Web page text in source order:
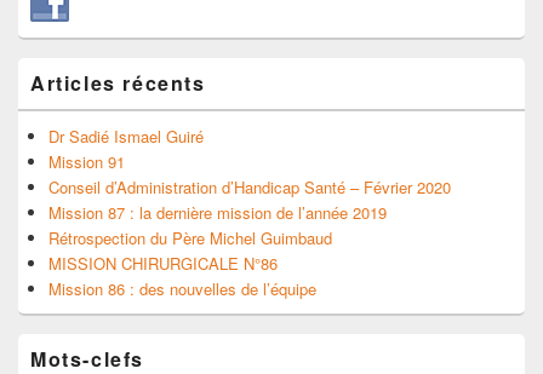
Articles récents
Dr Sadié Ismael Guiré
Mission 91
Conseil d’Administration d’Handicap Santé – Février 2020
Mission 87 : la dernière mission de l’année 2019
Rétrospection du Père Michel Guimbaud
MISSION CHIRURGICALE N°86
Mission 86 : des nouvelles de l’équipe
Mots-clefs